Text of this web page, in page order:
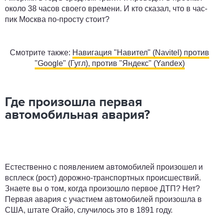
около 38 часов своего времени. И кто сказал, что в час-
пик Москва по-просту стоит?
Смотрите также: Навигация "Навител" (Navitel) против
"Google" (Гугл), против "Яндекс" (Yandex)
Где произошла первая
автомобильная авария?
Естественно с появлением автомобилей произошел и
всплеск (рост) дорожно-транспортных происшествий.
Знаете вы о том, когда произошло первое ДТП? Нет?
Первая авария с участием автомобилей произошла в
США, штате Огайо, случилось это в 1891 году.